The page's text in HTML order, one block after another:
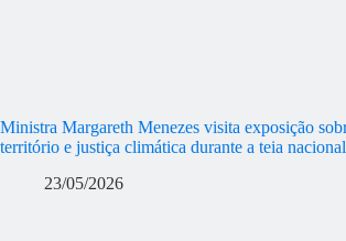
Ministra Margareth Menezes visita exposição
território e justiça climática durante a teia
23/05/2026